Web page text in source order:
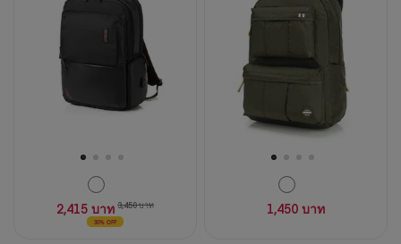
วิจารณ์
2,415 บาท 3,450 บาท
30% OFF
วิจารณ์
1,450 บาท